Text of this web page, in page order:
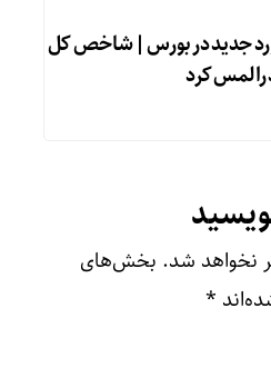
جدید در بورس | شاخص کل
را لمس کرد
نخواهد شد. بخش‌های
*